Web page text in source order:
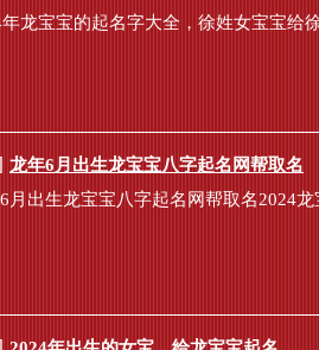
年龙宝宝的起名字大全，徐姓女宝宝给
龙年6月出生龙宝宝八字起名网帮取名
月出生龙宝宝八字起名网帮取名2024